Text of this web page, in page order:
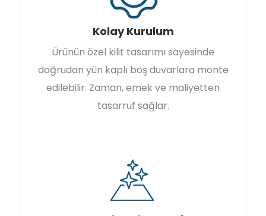
Kolay Kurulum
Ürünün özel kilit tasarımı sayesinde
doğrudan yün kaplı boş duvarlara monte
edilebilir. Zaman, emek ve maliyetten
tasarruf sağlar.